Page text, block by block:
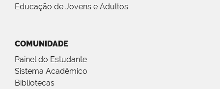
Educação de Jovens e Adultos
COMUNIDADE
Painel do Estudante
Sistema Acadêmico
Bibliotecas